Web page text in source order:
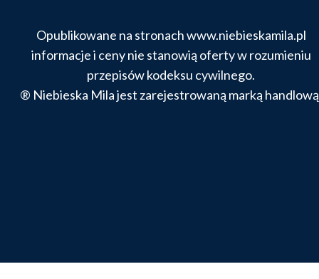
Opublikowane na stronach www.niebieskamila.pl
informacje i ceny nie stanowią oferty w rozumieniu
przepisów kodeksu cywilnego.
® Niebieska Mila jest zarejestrowaną marką